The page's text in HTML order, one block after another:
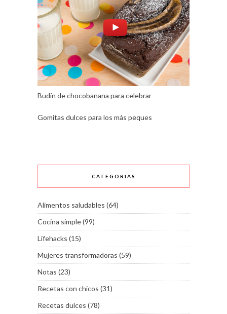
Budín de chocobanana para celebrar
Gomitas dulces para los más peques
CATEGORIAS
Alimentos saludables (64)
Cocina simple(99)
Lifehacks (15)
Mujeres transformadoras (59)
Notas (23)
Recetas con chicos (31)
Recetas dulces (78)